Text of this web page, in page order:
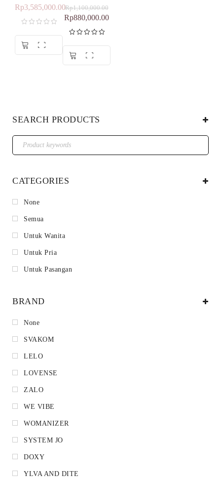
SEARCH PRODUCTS
CATEGORIES
None
Semua
Untuk Wanita
Untuk Pria
Untuk Pasangan
BRAND
None
SVAKOM
LELO
LOVENSE
ZALO
WE VIBE
WOMANIZER
SYSTEM JO
DOXY
YLVA AND DITE
Rp3,585,000.00Rp1,100,000.00
Rp880,000.00
Dinilai5.00
dari 5